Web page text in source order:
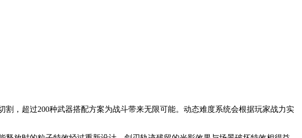
，超过200种武器搭配方案为战斗带来无限可能。动态难度系统会根据玩家战力实